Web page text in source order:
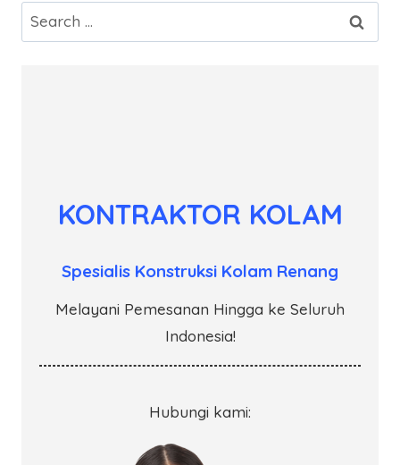
Search
for:
KONTRAKTOR KOLAM
Spesialis Konstruksi Kolam Renang
Melayani Pemesanan Hingga ke Seluruh
Indonesia!
Hubungi kami: